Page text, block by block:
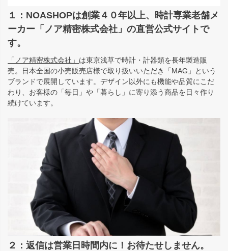
１：NOASHOPは創業４０年以上、時計専業老舗メ
ーカー「ノア精密株式会社」の直営公式サイトで
す。
「ノア精密株式会社」 は東京浅草で時計・計器類を長年製造販
売。日本全国の小売販売店様で取り扱いいただき「MAG」という
ブランドで展開しています。デザイン以外にも機能や品質にこだ
わり、お客様の「毎日」や「暮らし」に寄り添う商品を日々作り
続けています。
２：返信は営業日時間内に！お待たせしません。